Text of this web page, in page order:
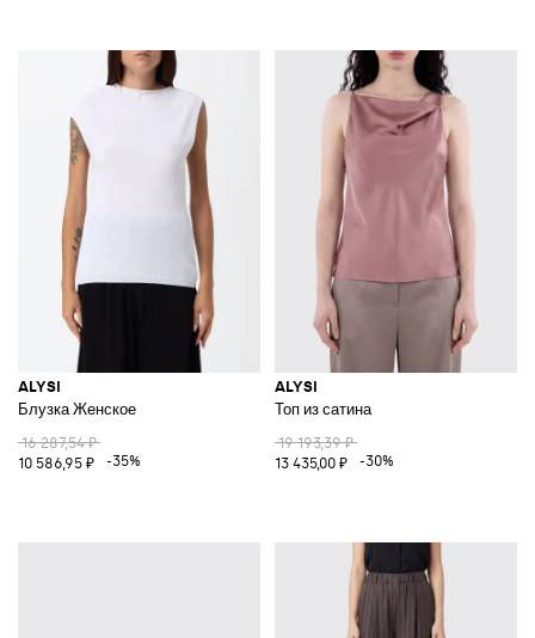
ALYSI
Блузка Женское
16 287,54 ₽
10 586,95 ₽
-35%
ALYSI
Топ из сатина
19 193,39 ₽
13 435,00 ₽
-30%